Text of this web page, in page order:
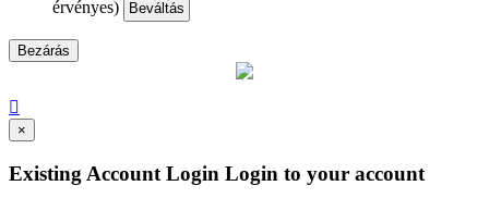
érvényes)
Beváltás
Bezárás

×
Existing Account Login Login to your account